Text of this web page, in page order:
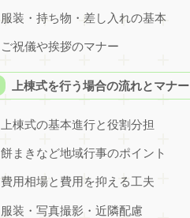
服装・持ち物・差し入れの基本
ご祝儀や挨拶のマナー
上棟式を行う場合の流れとマナー
上棟式の基本進行と役割分担
餅まきなど地域行事のポイント
費用相場と費用を抑える工夫
服装・写真撮影・近隣配慮